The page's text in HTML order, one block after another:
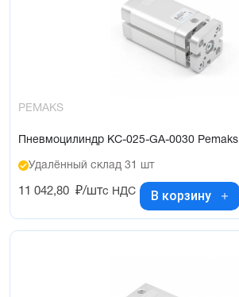
PEMAKS
Пневмоцилиндр KC-025-GA-0030 Pemaks
Удалённый склад 31 шт
11 042,80 ₽/штс НДС В корзину